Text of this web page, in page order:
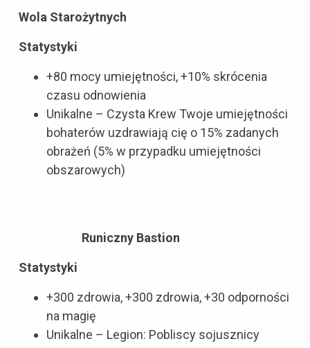
Wola Starożytnych
Statystyki
+80 mocy umiejętności, +10% skrócenia
czasu odnowienia
Unikalne – Czysta Krew Twoje umiejętności
bohaterów uzdrawiają cię o 15% zadanych
obrażeń (5% w przypadku umiejętności
obszarowych)
Runiczny Bastion
Statystyki
+300 zdrowia, +300 zdrowia, +30 odporności
na magię
Unikalne – Legion: Pobliscy sojusznicy